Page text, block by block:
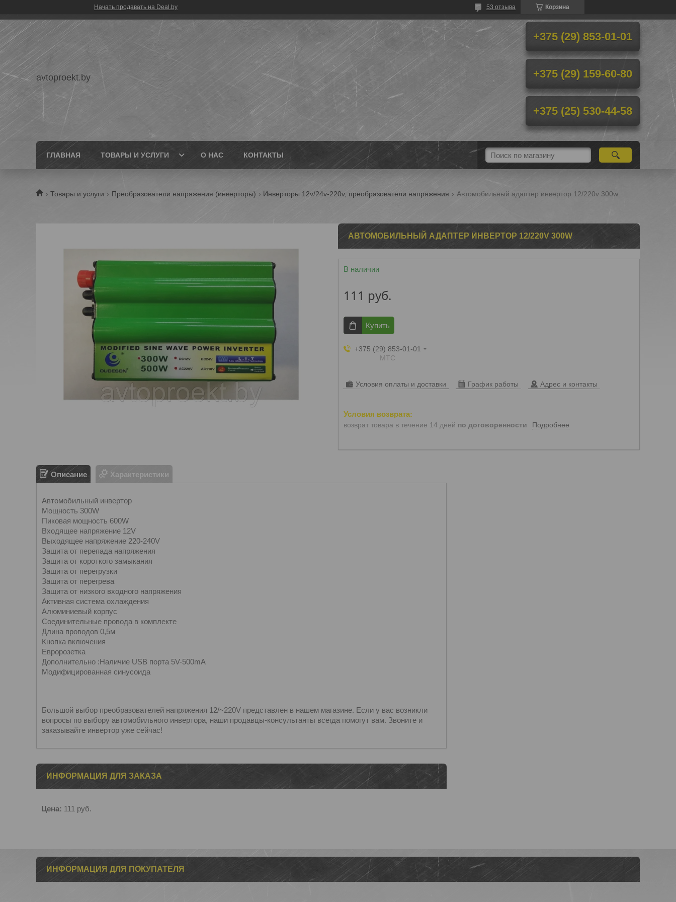
Начать продавать на Deal.by Корзина
53 отзыва
avtoproekt.by
+375 (29) 853-01-01
+375 (29) 159-60-80
+375 (25) 530-44-58
ГЛАВНАЯ ТОВАРЫ И УСЛУГИ О НАС КОНТАКТЫ
Товары и услуги Преобразователи напряжения (инверторы) Инверторы 12v/24v-220v, преобразователи напряжения Автомобильный адаптер инвертор 12/220v 300w
АВТОМОБИЛЬНЫЙ АДАПТЕР ИНВЕРТОР 12/220V 300W
В наличии
111 руб.
Купить
+375 (29) 853-01-01
МТС
Условия оплаты и доставки График работы Адрес и контакты
возврат товара в течение 14 дней по договоренности Подробнее
Описание Характеристики
Автомобильный инвертор
Мощность 300W
Пиковая мощность 600W
Входящее напряжение 12V
Выходящее напряжение 220-240V
Защита от перепада напряжения
Защита от короткого замыкания
Защита от перегрузки
Защита от перегрева
Защита от низкого входного напряжения
Активная система охлаждения
Алюминиевый корпус
Соединительные провода в комплекте
Длина проводов 0,5м
Кнопка включения
Евророзетка
Дополнительно :Наличие USB порта 5V-500mA
Модифицированная синусоида
Большой выбор преобразователей напряжения 12/~220V представлен в нашем магазине. Если у вас возникли
вопросы по выбору автомобильного инвертора, наши продавцы-консультанты всегда помогут вам. Звоните и
заказывайте инвертор уже сейчас!
ИНФОРМАЦИЯ ДЛЯ ЗАКАЗА
Цена: 111 руб.
ИНФОРМАЦИЯ ДЛЯ ПОКУПАТЕЛЯ